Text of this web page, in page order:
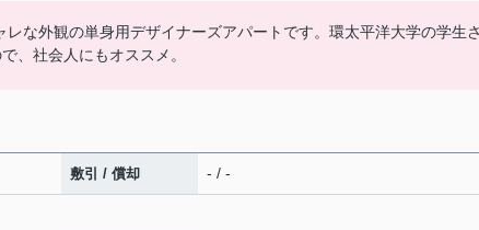
な外観の単身用デザイナーズアパートです。環太平洋大学の学生
、社会人にもオススメ。
敷引 / 償却 - / -